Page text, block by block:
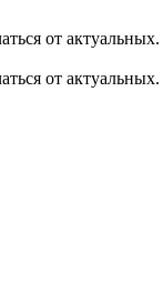
от актуальных.
от актуальных.